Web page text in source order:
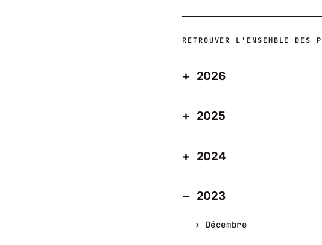
RETROUVER L'ENSEMBLE DES
2026
2025
2024
2023
Décembre